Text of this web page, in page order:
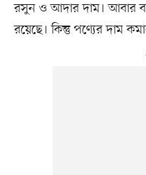
রসুন ও আদার দাম। আবার
রয়েছে। কিন্তু পণ্যের দাম